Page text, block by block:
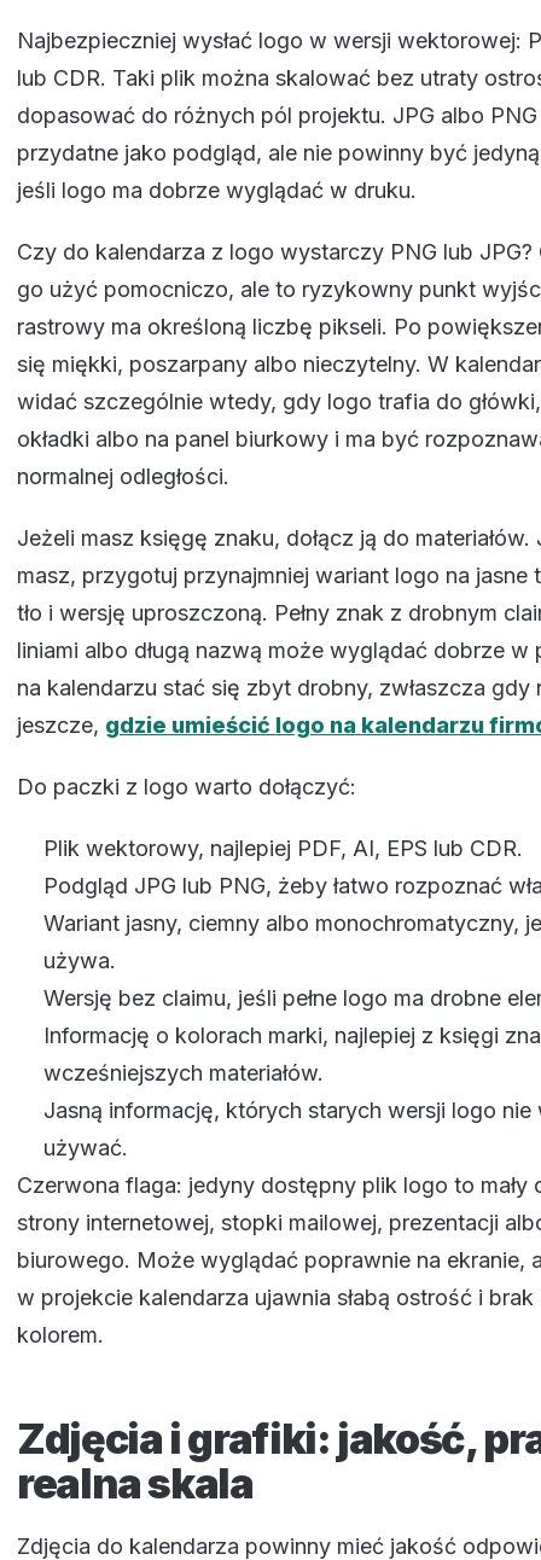
Najbezpieczniej wysłać logo w wersji wektorowej:
lub CDR. Taki plik można skalować bez utraty
dopasować do różnych pól projektu. JPG albo
przydatne jako podgląd, ale nie powinny być
jeśli logo ma dobrze wyglądać w druku.
Czy do kalendarza z logo wystarczy PNG lub JPG?
go użyć pomocniczo, ale to ryzykowny punkt
rastrowy ma określoną liczbę pikseli. Po
się miękki, poszarpany albo nieczytelny. W
widać szczególnie wtedy, gdy logo trafia do
okładki albo na panel biurkowy i ma być
normalnej odległości.
Jeżeli masz księgę znaku, dołącz ją do materiałów.
masz, przygotuj przynajmniej wariant logo na jasne
tło i wersję uproszczoną. Pełny znak z drobnym
liniami albo długą nazwą może wyglądać dobrze w
na kalendarzu stać się zbyt drobny, zwłaszcza gdy
jeszcze, gdzie umieścić logo na kalendarzu
Do paczki z logo warto dołączyć:
Plik wektorowy, najlepiej PDF, AI, EPS lub CDR.
Podgląd JPG lub PNG, żeby łatwo rozpoznać
Wariant jasny, ciemny albo monochromatyczny,
używa.
Wersję bez claimu, jeśli pełne logo ma drobne
Informację o kolorach marki, najlepiej z księgi
wcześniejszych materiałów.
Jasną informację, których starych wersji logo nie
używać.
Czerwona flaga: jedyny dostępny plik logo to mały
strony internetowej, stopki mailowej, prezentacji
biurowego. Może wyglądać poprawnie na ekranie,
w projekcie kalendarza ujawnia słabą ostrość i
kolorem.
Zdjęcia i grafiki: jakość,
realna skala
Zdjęcia do kalendarza powinny mieć jakość